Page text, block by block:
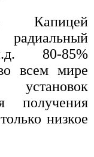
Капицей
80-85%
всем мире
установок
получения
низкое